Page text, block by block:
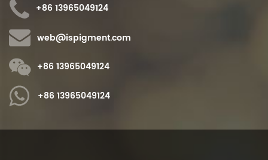
+86 13965049124
web@ispigment.com
+86 13965049124
+86 13965049124